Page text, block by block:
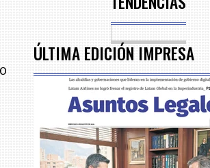
ÚLTIMA EDICIÓN IMPRESA